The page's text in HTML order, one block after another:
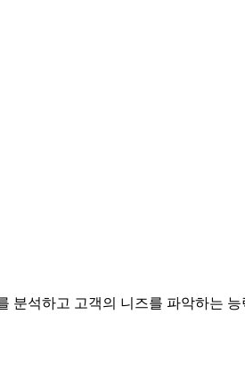
분석하고 고객의 니즈를 파악하는 능